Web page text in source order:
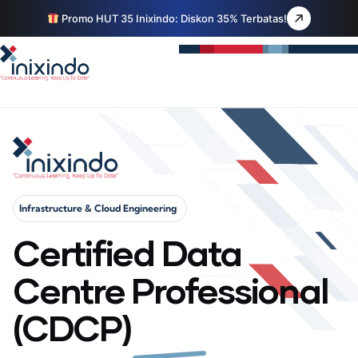
Promo HUT 35 Inixindo: Diskon 35% Terbatas!
Infrastructure & Cloud Engineering
Certified Data
Centre Professional
(CDCP)